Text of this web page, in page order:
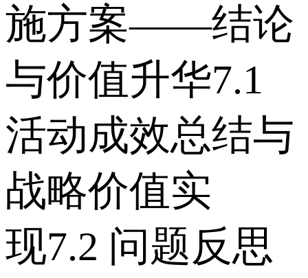
施方案——结论
与价值升华 7.1
活动成效总结与
战略价值实
现 7.2 问题反思